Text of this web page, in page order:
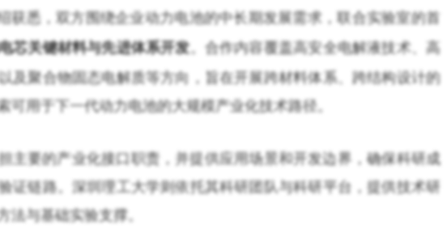
获悉，双方围绕企业动力电池的中长期发展需求，联合实验室的首
芯关键材料与先进体系开发。合作内容覆盖高安全电解液技术、高
及聚合物固态电解质等方向，旨在开展跨材料体系、跨结构设计的
可用于下一代动力电池的大规模产业化技术路径。
主要的产业化接口职责，并提供应用场景和开发边界，确保科研成
证链路。深圳理工大学则依托其科研团队与科研平台，提供技术研
法与基础实验支撑。